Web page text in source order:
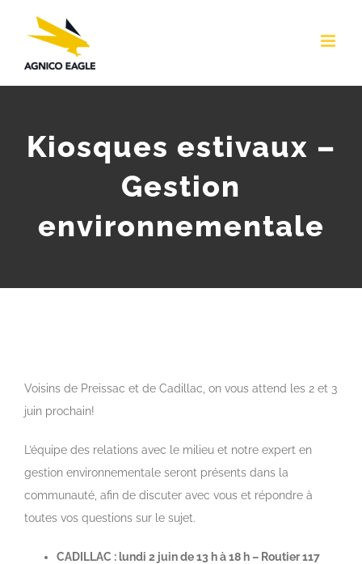
Kiosques estivaux –
Gestion
environnementale
Larger
Image
Voisins de Preissac et de Cadillac, on vous attend les 2 et 3
juin prochain!
L’équipe des relations avec le milieu et notre expert en
gestion environnementale seront présents dans la
communauté, afin de discuter avec vous et répondre à
toutes vos questions sur le sujet.
CADILLAC : lundi 2 juin de 13 h à 18 h – Routier 117